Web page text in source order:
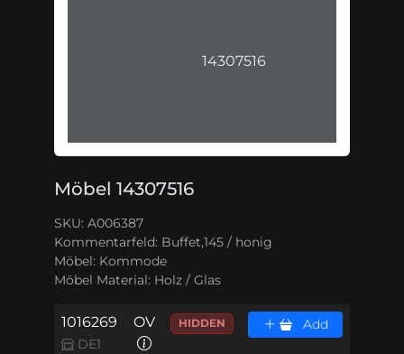
14307516
Möbel 14307516
SKU: A006387
Kommentarfeld: Buffet,145 / honig
Möbel: Kommode
Möbel Material: Holz / Glas
1016269
DE1
OV HIDDEN Add